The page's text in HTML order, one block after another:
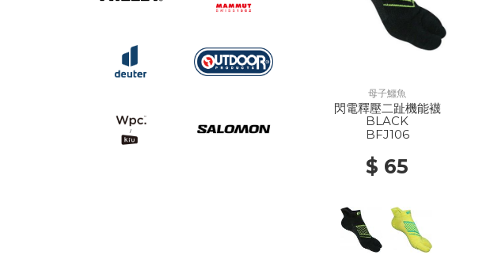
母子鱷魚
閃電釋壓二趾機能襪
BLACK
BFJ106
$ 65